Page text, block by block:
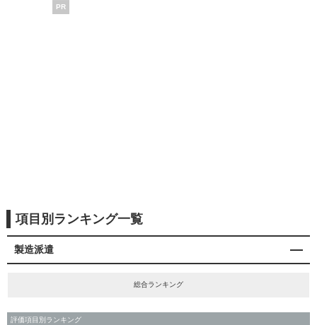
PR
項目別ランキング一覧
製造派遣
総合ランキング
評価項目別ランキング